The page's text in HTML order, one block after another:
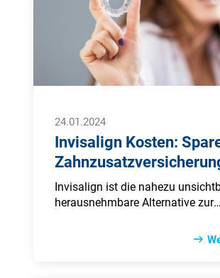
24.01.2024
Invisalign Kosten:
Invisalign ist die nahezu
herausnehmbare Alternative zur
transparenten Schienen